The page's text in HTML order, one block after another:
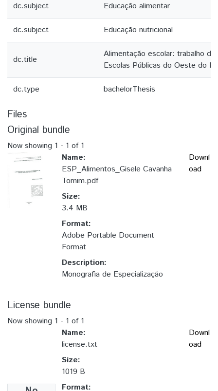
dc.subject Educação alimentar
dc.subject Educação nutricional
dc.title
Alimentação escolar: trabalho
Escolas Públicas do Oeste do
dc.type bachelorThesis
Files
Original bundle
Now showing 1 - 1 of 1
Name:
ESP_Alimentos_Gisele Cavanha
Tomim.pdf
Size:
3.4 MB
Format:
Adobe Portable Document
Format
Description:
Monografia de Especialização
Downl
oad
License bundle
Now showing 1 - 1 of 1
Name:
license.txt
Size:
1019 B
Format:
Downl
oad